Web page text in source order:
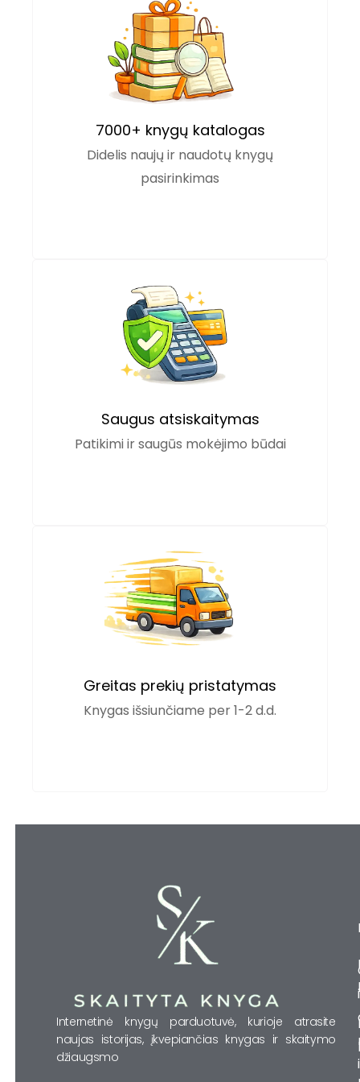
7000+ knygų katalogas
Didelis naujų ir naudotų knygų
pasirinkimas
Saugus atsiskaitymas
Patikimi ir saugūs mokėjimo būdai
Greitas prekių pristatymas
Knygas išsiunčiame per 1-2 d.d.
Internetinė knygų parduotuvė, kurioje atrasite
naujas istorijas, įkvepiančias knygas ir skaitymo
džiaugsmo